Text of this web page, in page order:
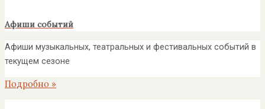
Афиши событий
Афиши музыкальных, театральных и фестивальных событий в
текущем сезоне
Подробно »